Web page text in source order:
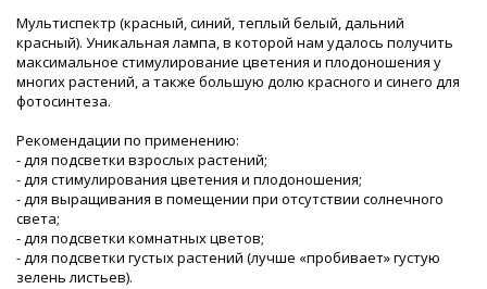
Мультиспектр (красный, синий, теплый белый, дальний
красный). Уникальная лампа, в которой нам удалось получить
максимальное стимулирование цветения и плодоношения у
многих растений, а также большую долю красного и синего для
фотосинтеза.
Рекомендации по применению:
- для подсветки взрослых растений;
- для стимулирования цветения и плодоношения;
- для выращивания в помещении при отсутствии солнечного
света;
- для подсветки комнатных цветов;
- для подсветки густых растений (лучше «пробивает» густую
зелень листьев).